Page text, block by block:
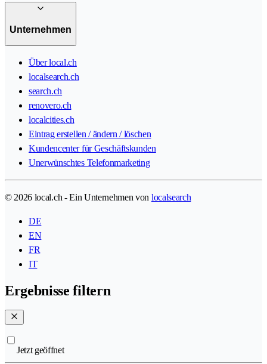
Unternehmen
Über local.ch
localsearch.ch
search.ch
renovero.ch
localcities.ch
Eintrag erstellen / ändern / löschen
Kundencenter für Geschäftskunden
Unerwünschtes Telefonmarketing
© 2026 local.ch - Ein Unternehmen von localsearch
DE
EN
FR
IT
Ergebnisse filtern
Jetzt geöffnet